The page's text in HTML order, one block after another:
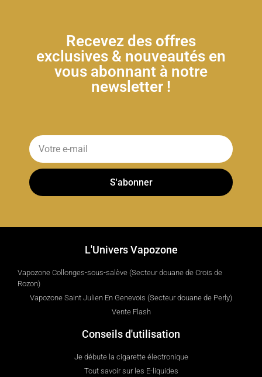
Recevez des offres
exclusives & nouveautés en
vous abonnant à notre
newsletter !
S'abonner
L'Univers Vapozone
Vapozone Collonges-sous-salève (Secteur douane de Crois de
Rozon)
Vapozone Saint Julien En Genevois (Secteur douane de Perly)
Vente Flash
Conseils d'utilisation
Je débute la cigarette électronique
Tout savoir sur les E-liquides